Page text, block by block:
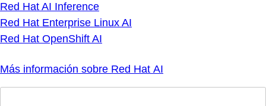
Red Hat AI Inference
Red Hat Enterprise Linux AI
Red Hat OpenShift AI
Más información sobre Red Hat AI